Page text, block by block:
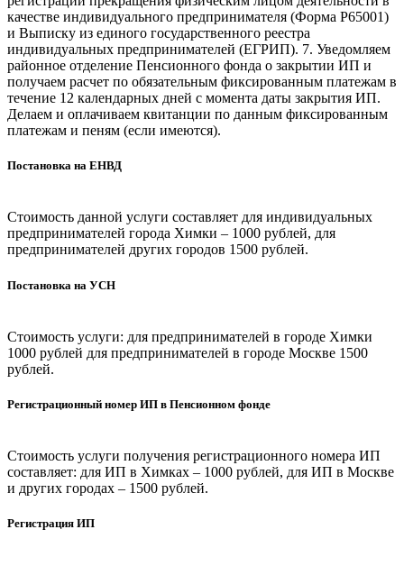
качестве индивидуального предпринимателя (Форма Р65001)
и Выписку из единого государственного реестра
индивидуальных предпринимателей (ЕГРИП). 7. Уведомляем
районное отделение Пенсионного фонда о закрытии ИП и
получаем расчет по обязательным фиксированным платежам в
течение 12 календарных дней с момента даты закрытия ИП.
Делаем и оплачиваем квитанции по данным фиксированным
платежам и пеням (если имеются).
Постановка на ЕНВД
Стоимость данной услуги составляет для индивидуальных
предпринимателей города Химки – 1000 рублей, для
предпринимателей других городов 1500 рублей.
Постановка на УСН
Стоимость услуги: для предпринимателей в городе Химки
1000 рублей для предпринимателей в городе Москве 1500
рублей.
Регистрационный номер ИП в Пенсионном фонде
Стоимость услуги получения регистрационного номера ИП
составляет: для ИП в Химках – 1000 рублей, для ИП в Москве
и других городах – 1500 рублей.
Регистрация ИП